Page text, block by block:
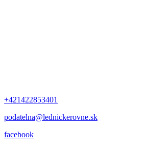
+421422853401
podatelna@lednickerovne.sk
facebook